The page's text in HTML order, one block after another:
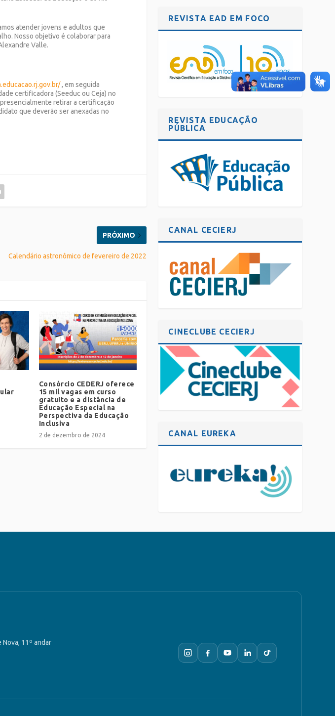
atender jovens e adultos que
Nosso objetivo é colaborar para
Valle.
, em seguida
certificadora (Seeduc ou Ceja) no
retirar a certificação
que deverão ser anexadas no
PRÓXIMO
Calendário astronômico de fevereiro de 2022
Consórcio CEDERJ oferece
15 mil vagas em curso
gratuito e a distância de
Educação Especial na
Perspectiva da Educação
Inclusiva
2 de dezembro de 2024
REVISTA EAD EM FOCO
REVISTA EDUCAÇÃO
PÚBLICA
CANAL CECIERJ
CINECLUBE CECIERJ
CANAL EUREKA
Nova, 11º andar